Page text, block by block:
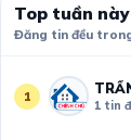
Top tuần này
Đăng tin đều
1
1 tin